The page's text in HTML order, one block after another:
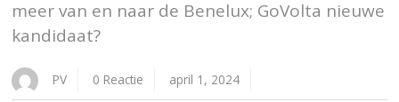
meer van en naar de Benelux; GoVolta nieuwe
kandidaat?
PV 0 Reactie april 1, 2024